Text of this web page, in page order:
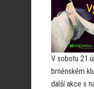
V sobotu
brněnském
další akce s